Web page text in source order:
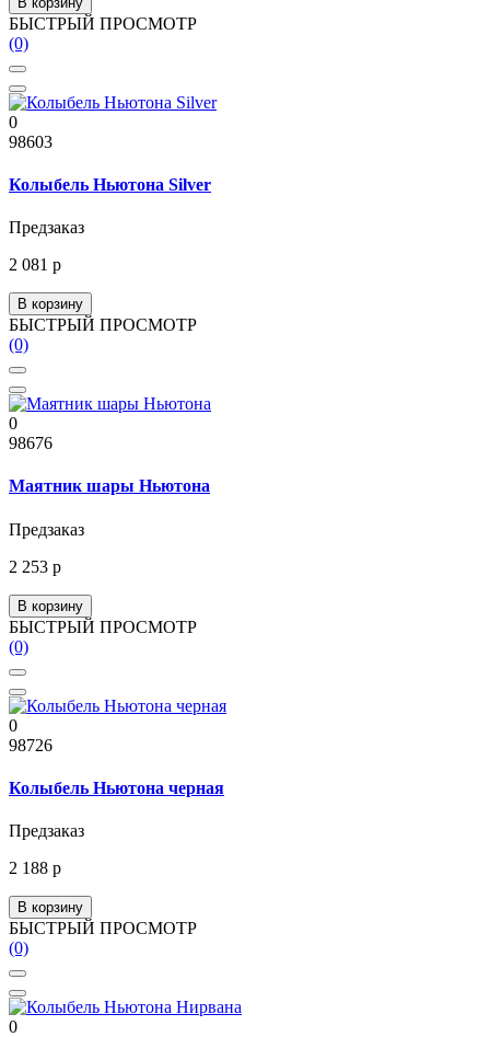
БЫСТРЫЙ ПРОСМОТР
(0)
0
98603
Колыбель Ньютона Silver
Предзаказ
2 081 р
В корзину
БЫСТРЫЙ ПРОСМОТР
(0)
0
98676
Маятник шары Ньютона
Предзаказ
2 253 р
В корзину
БЫСТРЫЙ ПРОСМОТР
(0)
0
98726
Колыбель Ньютона черная
Предзаказ
2 188 р
В корзину
БЫСТРЫЙ ПРОСМОТР
(0)
0